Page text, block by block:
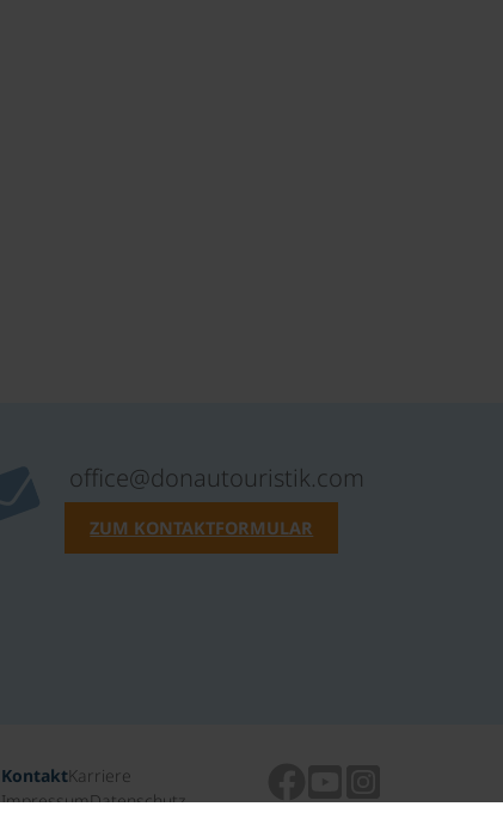
office@donautouristik.com
ZUM KONTAKTFORMULAR
KontaktKarriere
ImpressumDatenschutz